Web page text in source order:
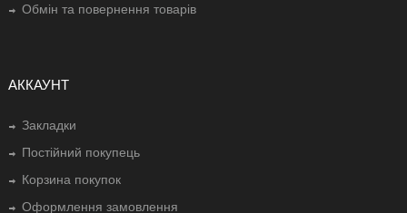
Обмін та повернення товарів
АККАУНТ
Закладки
Постійний покупець
Корзина покупок
Оформлення замовлення